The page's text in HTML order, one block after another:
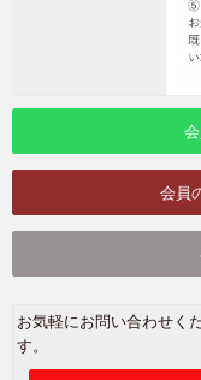
会員
お気軽にお問い合わせく
す。